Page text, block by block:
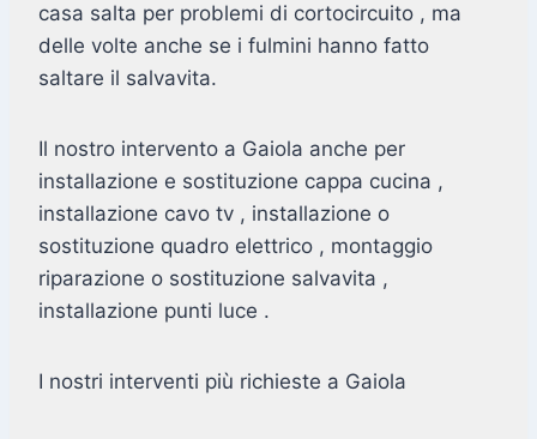
casa salta per problemi di cortocircuito , ma
delle volte anche se i fulmini hanno fatto
saltare il salvavita.
Il nostro intervento a Gaiola anche per
installazione e sostituzione cappa cucina ,
installazione cavo tv , installazione o
sostituzione quadro elettrico , montaggio
riparazione o sostituzione salvavita ,
installazione punti luce .
I nostri interventi più richieste a Gaiola